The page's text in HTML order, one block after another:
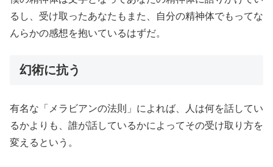
るし、受け取ったあなたもまた、自分の精神体でもってな
んらかの感想を抱いているはずだ。
幻術に抗う
有名な「メラビアンの法則」によれば、人は何を話してい
るかよりも、誰が話しているかによってその受け取り方を
変えるという。